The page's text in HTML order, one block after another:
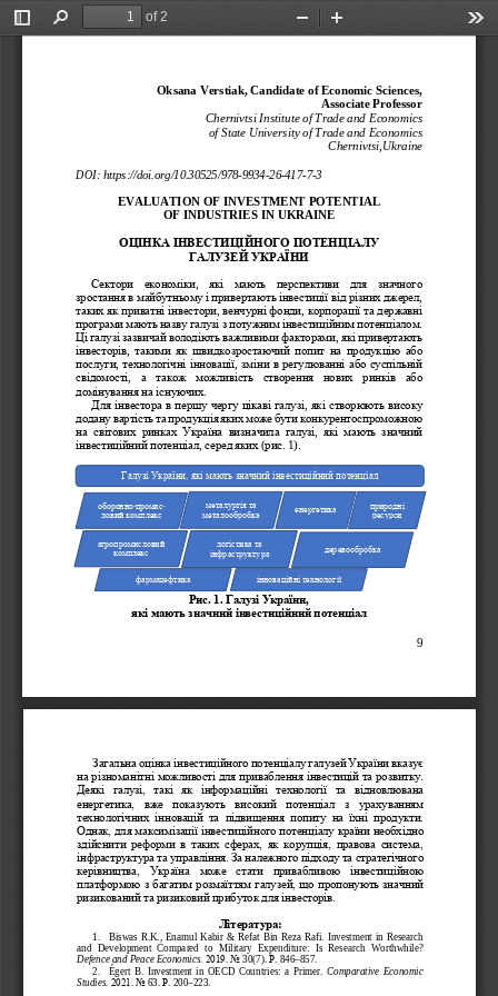
Toggle
Find
of 2
Zoom
9
Oksana Verstiak, Candidate of Economic Sciences,
Associate Professor
Chernivtsi Institute of Trade and Economics
of State University of Trade and Economics
Chernivtsi,Ukraine
DOI: https://doi.org/10.30525/978- 9934 -26- 417-7-3
EVALUATION OF INVESTMENT POTENTIAL
OF INDUSTRIES IN UKRAINE
ОЦІНКА ІНВЕСТИЦІЙНОГО ПОТЕНЦІАЛУ
ГАЛУЗЕЙ УКРАЇНИ
Сектори економіки, які мають перспективи для
значного
зростання в майбутньому і привертають інвестиції від різних джерел,
таких як приватні інвестори, венчурні фонди корпорації та державні
програми мають назву галузі з потужним інвестиційним потенціалом.
Ці галузі зазвичай володіють важливими факторами, які привертають
інвесторів
такими як швидкозростаючий попит на продукцію або
послуги, технологічні інновації зміни в регулюванні або суспільній
свідомості
а також можливість створення нових ринків
або
домінування на існуючих.
Для інвестора в першу чергу цікаві галузі які створюють високу
додану вартістьта продукціяякихможебути конкурентоспроможною
на світових ринках Україна визначила галузі які мають значний
інвестиційний потенціал, серед яких (рис . 1).
Рис . 1. Галузі України,
які мають значний інвестиційний потенціал
Галузі України, які мають значний інвестиційний потенціал
оборонно-промис-
ловий комплекс
металургія та
металообробка
агропромисловий
комплекс
деревообробка
енергетика
природні
ресурси
інноваційні технології
фармацефтика
логістика та
інфраструктура
Загальна оцінка інвестиційного потенціалу галузей України вказує
на різноманітні можливості для приваблення інвестицій та розвитку.
Деякі  галузі,  такі  як  інформаційні  технології  та  відновлювана
енергетика,  вже  показують  високий  потенціал  з  урахуванням
технологічних  інновацій  та  підвищення  попиту  на  їхні  продукти.
Однак, для максимізації інвестиційного потенціалу країни необхідно
здійснити  реформи  в  таких  сферах,  як  корупція,  правова  система,
інфраструктура та управління. За належного підходу та стратегічного
керівництва,  Україна  може  стати  привабливою  інвестиційною
платформою з багатим розмаїттям галузей, що пропонують значний
ризикований та ризиковий прибуток для інвесторів.
Література:
1.
Biswas  R.K.,  Enamul  Kabir  &  Refat  Bin  Reza  Rafi.  Investment  in  Research
and  Development  Compared  to  Military  Expenditure:  Is  Research  Worthwhile?
Defence and Peace Economics. 2019. No 30(7). Р. 846–857.
2.
Égert
  B.  Investment  in  OECD  Countries:  a  Primer.
Comparative  Economic
Studies. 2021. No 63. Р. 200–223.